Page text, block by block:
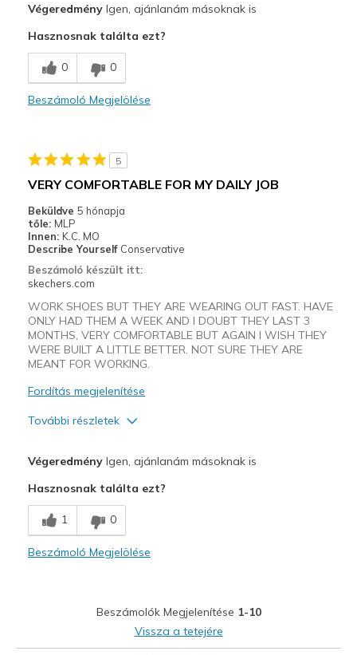
Breathe Well
Comfortable
Kontra
Legjobb használat
Going Out
Special Occasions
Travel
Width
Feels true to width
View On Shoes
Shoes are for Wearing
VégeredményIgen, ajánlanám másoknak is
Hasznosnak találta ezt?
0 0
Beszámoló Megjelölése
5
VERY COMFORTABLE FOR MY DAILY JOB
Beküldve 5 hónapja
tőle: MLP
Innen: K.C. MO
Describe Yourself Conservative
Beszámoló készült itt:
skechers.com
WORK SHOES BUT THEY ARE WEARING OUT FAST. HAVE
ONLY HAD THEM A WEEK AND I DOUBT THEY LAST 3
MONTHS, VERY COMFORTABLE BUT AGAIN I WISH THEY
WERE BUILT A LITTLE BETTER. NOT SURE THEY ARE
MEANT FOR WORKING.
Fordítás megjelenítése
További részletek
Breathe Well
Comfortable
Feels true to width
Sizing
Feels true to size
VégeredményIgen, ajánlanám másoknak is
Hasznosnak találta ezt?
1 0
Beszámoló Megjelölése
Beszámolók Megjelenítése 1-10
Vissza a tetejére